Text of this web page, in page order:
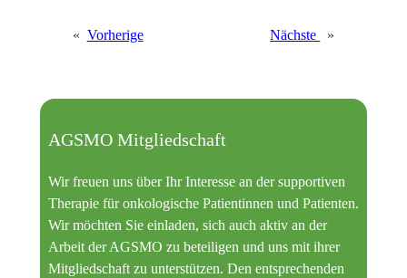
« Vorherige Nächste »
AGSMO Mitgliedschaft
Wir freuen uns über Ihr Interesse an der supportiven
Therapie für onkologische Patientinnen und Patienten.
Wir möchten Sie einladen, sich auch aktiv an der
Arbeit der AGSMO zu beteiligen und uns mit ihrer
Mitgliedschaft zu unterstützen. Den entsprechenden